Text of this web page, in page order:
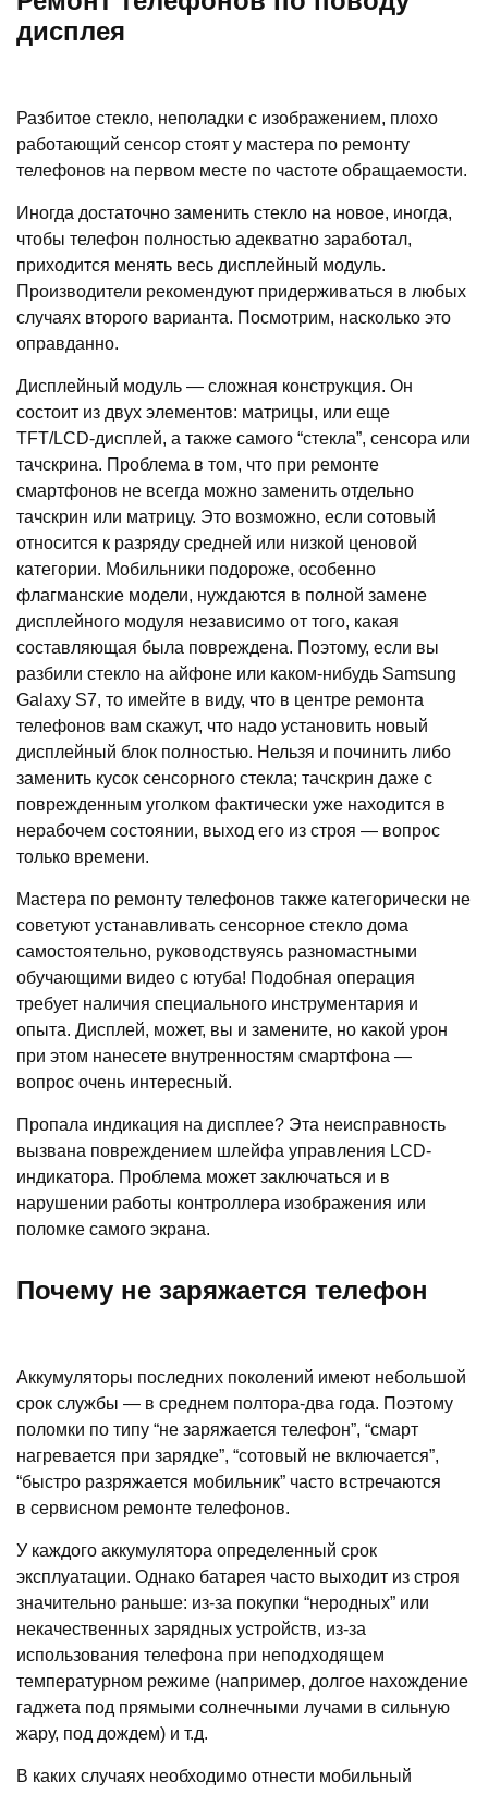
дисплея
Разбитое стекло, неполадки с изображением, плохо
работающий сенсор стоят у мастера по ремонту
телефонов на первом месте по частоте обращаемости.
Иногда достаточно заменить стекло на новое, иногда,
чтобы телефон полностью адекватно заработал,
приходится менять весь дисплейный модуль.
Производители рекомендуют придерживаться в любых
случаях второго варианта. Посмотрим, насколько это
оправданно.
Дисплейный модуль — сложная конструкция. Он
состоит из двух элементов: матрицы, или еще
TFT/LCD-дисплей, а также самого “стекла”, сенсора или
тачскрина. Проблема в том, что при ремонте
смартфонов не всегда можно заменить отдельно
тачскрин или матрицу. Это возможно, если сотовый
относится к разряду средней или низкой ценовой
категории. Мобильники подороже, особенно
флагманские модели, нуждаются в полной замене
дисплейного модуля независимо от того, какая
составляющая была повреждена. Поэтому, если вы
разбили стекло на айфоне или каком-нибудь Samsung
Galaxy S7, то имейте в виду, что в центре ремонта
телефонов вам скажут, что надо установить новый
дисплейный блок полностью. Нельзя и починить либо
заменить кусок сенсорного стекла; тачскрин даже с
поврежденным уголком фактически уже находится в
нерабочем состоянии, выход его из строя — вопрос
только времени.
Мастера по ремонту телефонов также категорически не
советуют устанавливать сенсорное стекло дома
самостоятельно, руководствуясь разномастными
обучающими видео с ютуба! Подобная операция
требует наличия специального инструментария и
опыта. Дисплей, может, вы и замените, но какой урон
при этом нанесете внутренностям смартфона —
вопрос очень интересный.
Пропала индикация на дисплее? Эта неисправность
вызвана повреждением шлейфа управления LCD-
индикатора. Проблема может заключаться и в
нарушении работы контроллера изображения или
поломке самого экрана.
Почему не заряжается телефон
Аккумуляторы последних поколений имеют небольшой
срок службы — в среднем полтора-два года. Поэтому
поломки по типу “не заряжается телефон”, “смарт
нагревается при зарядке”, “сотовый не включается”,
“быстро разряжается мобильник” часто встречаются
в сервисном ремонте телефонов.
У каждого аккумулятора определенный срок
эксплуатации. Однако батарея часто выходит из строя
значительно раньше: из-за покупки “неродных” или
некачественных зарядных устройств, из-за
использования телефона при неподходящем
температурном режиме (например, долгое нахождение
гаджета под прямыми солнечными лучами в сильную
жару, под дождем) и т.д.
В каких случаях необходимо отнести мобильный